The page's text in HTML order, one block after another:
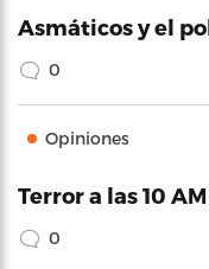
Asmáticos y el
0
Opiniones
Terror a las 10 AM
0